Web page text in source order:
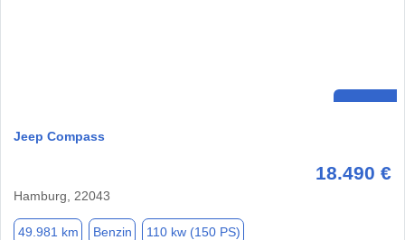
Jeep Compass
18.490 €
Hamburg, 22043
49.981 km Benzin 110 kw (150 PS)